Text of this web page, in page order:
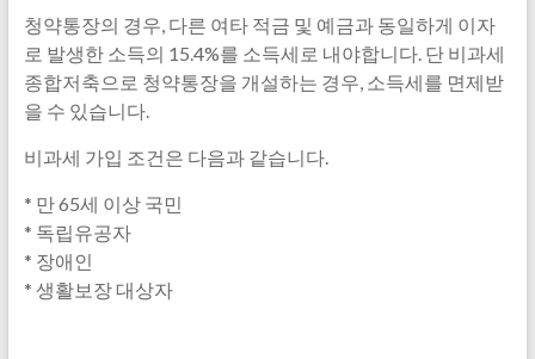
청약통장의 경우, 다른 여타 적금 및 예금과 동일하게 이자
로 발생한 소득의 15.4%를 소득세로 내야합니다. 단 비과세
종합저축으로 청약통장을 개설하는 경우, 소득세를 면제받
을 수 있습니다.
비과세 가입 조건은 다음과 같습니다.
* 만 65세 이상 국민
* 독립유공자
* 장애인
* 생활보장 대상자